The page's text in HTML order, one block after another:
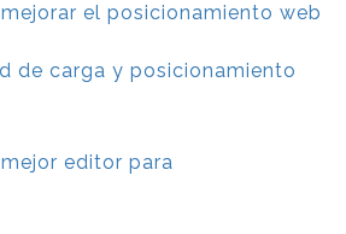
el posicionamiento web
de carga y posicionamiento
editor para